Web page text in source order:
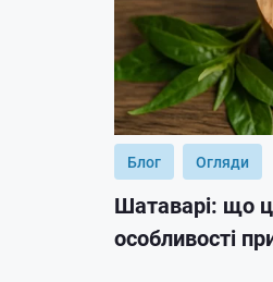
Блог Огляди
Шатаварі: що
особливості